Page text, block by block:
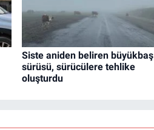
Siste aniden beliren büyükbaş
sürüsü, sürücülere tehlike
oluşturdu